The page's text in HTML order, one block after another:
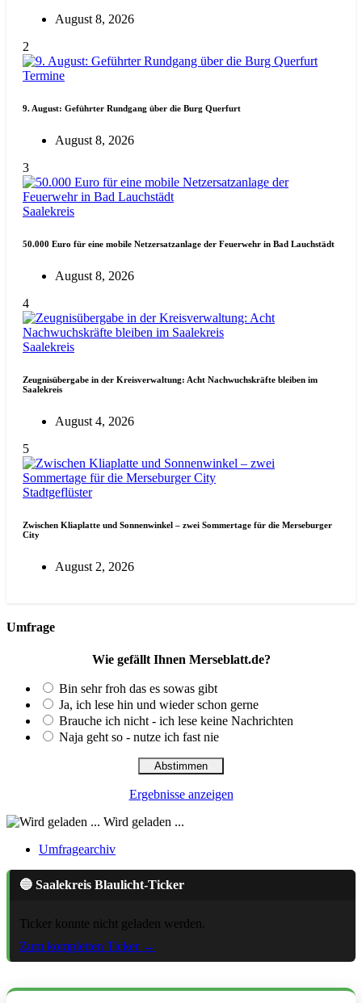
August 8, 2026
2
Termine
9. August: Geführter Rundgang über die Burg Querfurt
August 8, 2026
3
Saalekreis
50.000 Euro für eine mobile Netzersatzanlage der Feuerwehr in Bad Lauchstädt
August 8, 2026
4
Saalekreis
Zeugnisübergabe in der Kreisverwaltung: Acht Nachwuchskräfte bleiben im
Saalekreis
August 4, 2026
5
Stadtgeflüster
Zwischen Kliaplatte und Sonnenwinkel – zwei Sommertage für die Merseburger
City
August 2, 2026
Umfrage
Wie gefällt Ihnen Merseblatt.de?
Bin sehr froh das es sowas gibt
Ja, ich lese hin und wieder schon gerne
Brauche ich nicht - ich lese keine Nachrichten
Naja geht so - nutze ich fast nie
Ergebnisse anzeigen
Wird geladen ...
Umfragearchiv
🔵 Saalekreis Blaulicht-Ticker
Ticker konnte nicht geladen werden.
Zum kompletten Ticker →